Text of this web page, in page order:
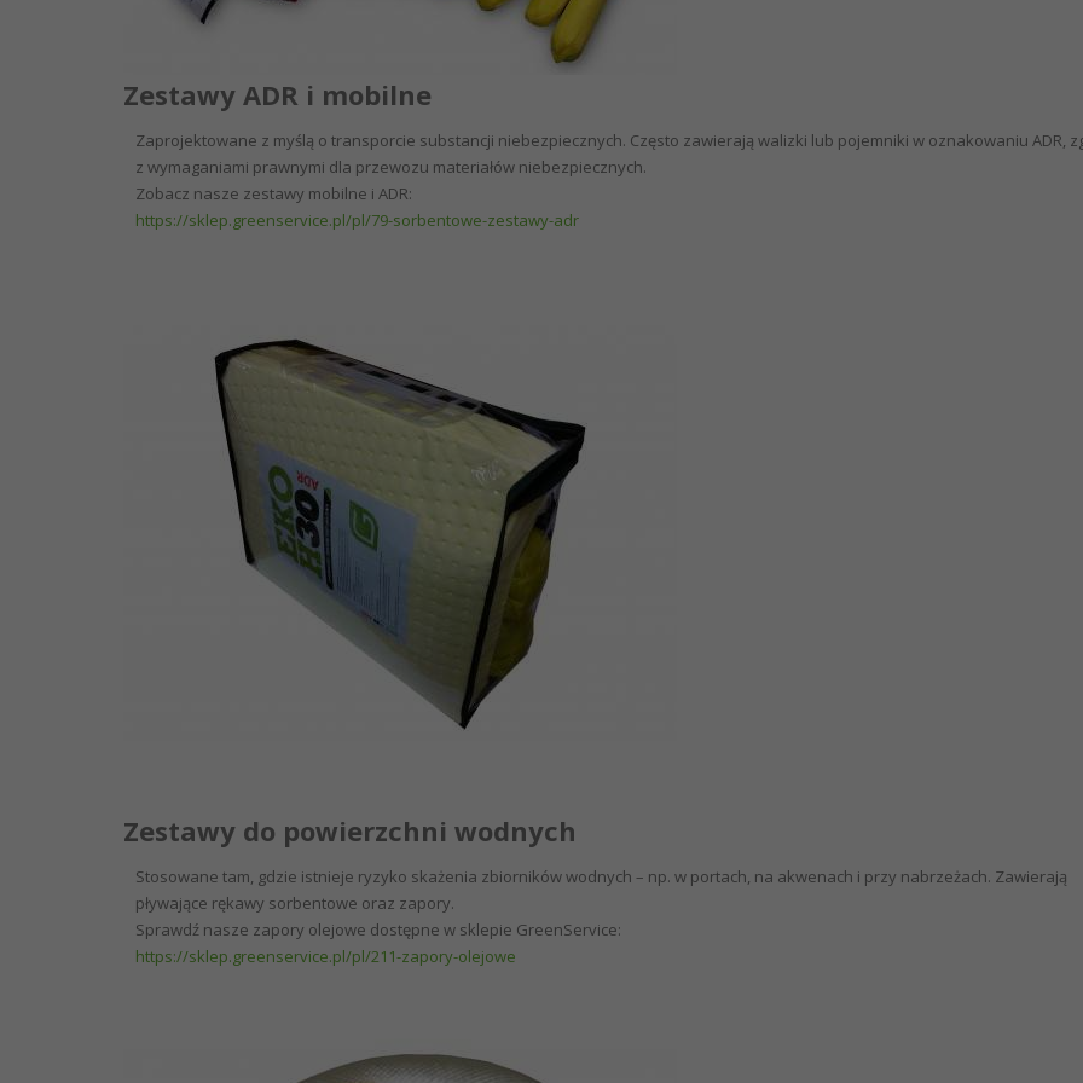
Zestawy ADR i mobilne
Zaprojektowane z myślą o transporcie substancji niebezpiecznych. Często zawierają walizki lub pojemniki w oznakowaniu ADR,
z wymaganiami prawnymi dla przewozu materiałów niebezpiecznych.
Zobacz nasze zestawy mobilne i ADR:
https://sklep.greenservice.pl/pl/79-sorbentowe-zestawy-adr
Zestawy do powierzchni wodnych
Stosowane tam, gdzie istnieje ryzyko skażenia zbiorników wodnych – np. w portach, na akwenach i przy nabrzeżach. Zawierają
pływające rękawy sorbentowe oraz zapory.
Sprawdź nasze zapory olejowe dostępne w sklepie GreenService:
https://sklep.greenservice.pl/pl/211-zapory-olejowe